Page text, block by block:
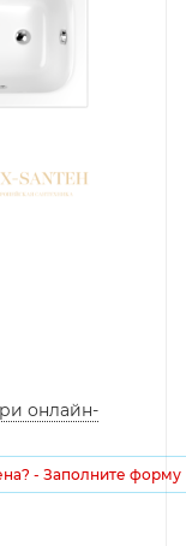
онлайн-
- Заполните форму